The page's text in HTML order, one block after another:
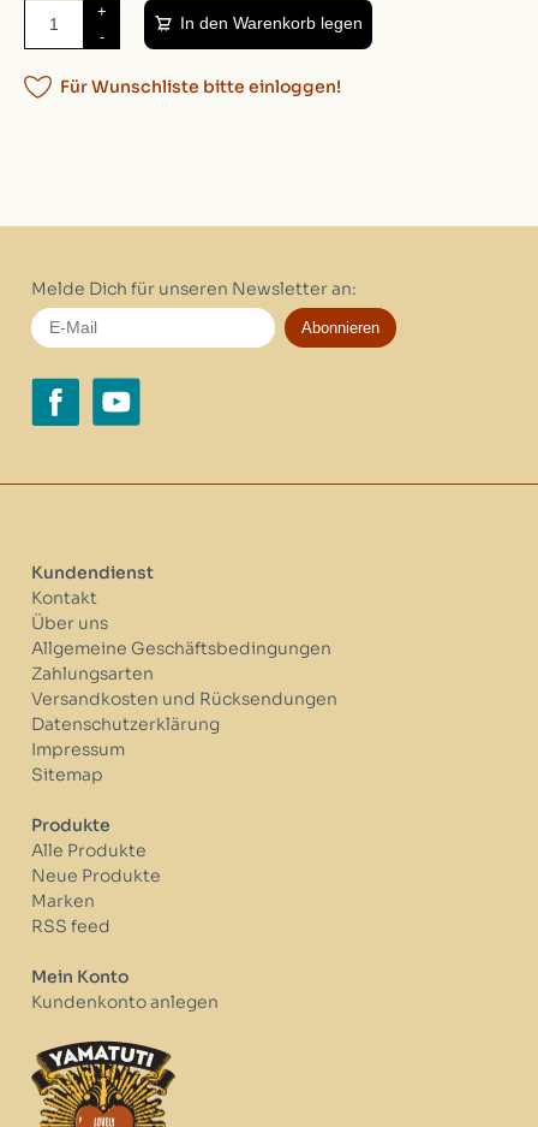
+
-
In den Warenkorb legen
Für Wunschliste bitte einloggen!
Melde Dich für unseren Newsletter an:
Abonnieren
Kundendienst
Kontakt
Über uns
Allgemeine Geschäftsbedingungen
Zahlungsarten
Versandkosten und Rücksendungen
Datenschutzerklärung
Impressum
Sitemap
Produkte
Alle Produkte
Neue Produkte
Marken
RSS feed
Mein Konto
Kundenkonto anlegen